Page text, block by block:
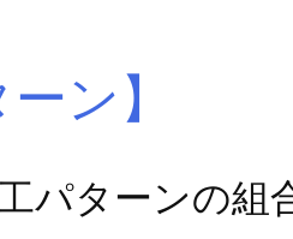
ン】
パターンの組